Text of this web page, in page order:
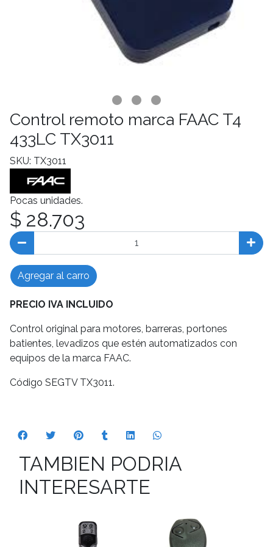
Control remoto marca FAAC T4
433LC TX3011
SKU: TX3011
Pocas unidades.
$ 28.703
Agregar al carro
PRECIO IVA INCLUIDO
Control original para motores, barreras, portones
batientes, levadizos que estén automatizados con
equipos de la marca FAAC.
Código SEGTV TX3011.
TAMBIEN PODRIA
INTERESARTE